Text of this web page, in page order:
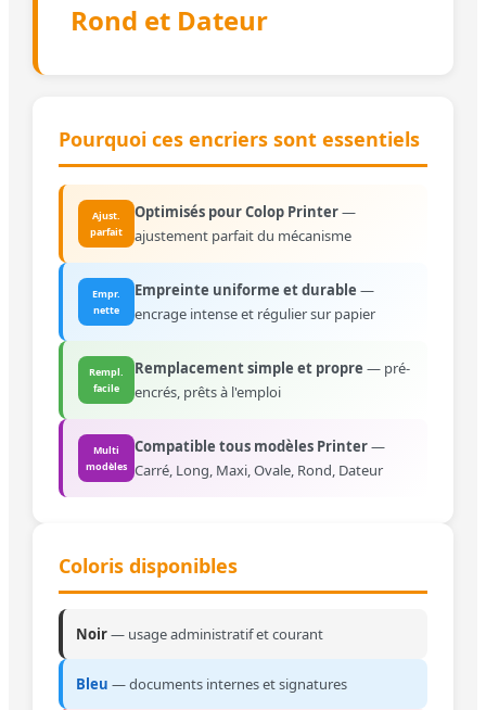
Rond et Dateur
Pourquoi ces encriers sont essentiels
Ajust.
parfait
Optimisés pour Colop Printer—
ajustement parfait du mécanisme
Empr.
nette
Empreinte uniforme et durable —
encrage intense et régulier sur papier
Rempl.
facile
Remplacement simple et propre — pré-
encrés, prêts à l'emploi
Multi
modèles
Compatible tous modèles Printer—
Carré, Long, Maxi, Ovale, Rond, Dateur
Coloris disponibles
Noir— usage administratif et courant
Bleu — documents internes et signatures